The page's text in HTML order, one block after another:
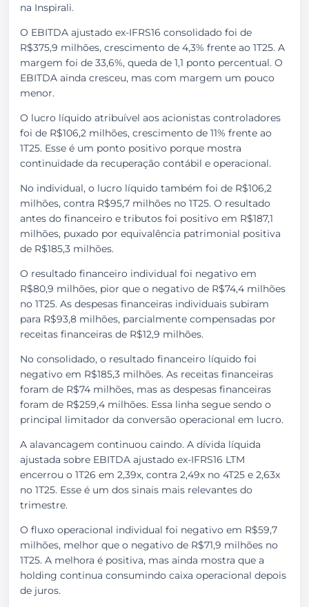
na Inspirali.
O EBITDA ajustado ex-IFRS16 consolidado foi de
R$375,9 milhões, crescimento de 4,3% frente ao 1T25. A
margem foi de 33,6%, queda de 1,1 ponto percentual. O
EBITDA ainda cresceu, mas com margem um pouco
menor.
O lucro líquido atribuível aos acionistas controladores
foi de R$106,2 milhões, crescimento de 11% frente ao
1T25. Esse é um ponto positivo porque mostra
continuidade da recuperação contábil e operacional.
No individual, o lucro líquido também foi de R$106,2
milhões, contra R$95,7 milhões no 1T25. O resultado
antes do financeiro e tributos foi positivo em R$187,1
milhões, puxado por equivalência patrimonial positiva
de R$185,3 milhões.
O resultado financeiro individual foi negativo em
R$80,9 milhões, pior que o negativo de R$74,4 milhões
no 1T25. As despesas financeiras individuais subiram
para R$93,8 milhões, parcialmente compensadas por
receitas financeiras de R$12,9 milhões.
No consolidado, o resultado financeiro líquido foi
negativo em R$185,3 milhões. As receitas financeiras
foram de R$74 milhões, mas as despesas financeiras
foram de R$259,4 milhões. Essa linha segue sendo o
principal limitador da conversão operacional em lucro.
A alavancagem continuou caindo. A dívida líquida
ajustada sobre EBITDA ajustado ex-IFRS16 LTM
encerrou o 1T26 em 2,39x, contra 2,49x no 4T25 e 2,63x
no 1T25. Esse é um dos sinais mais relevantes do
trimestre.
O fluxo operacional individual foi negativo em R$59,7
milhões, melhor que o negativo de R$71,9 milhões no
1T25. A melhora é positiva, mas ainda mostra que a
holding continua consumindo caixa operacional depois
de juros.